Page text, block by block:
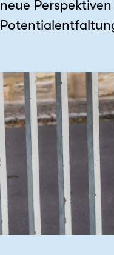
neue